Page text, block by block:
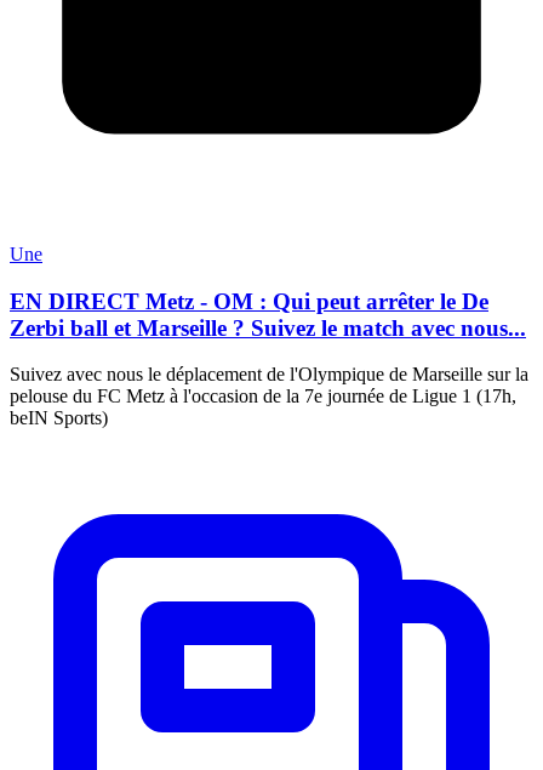
Une
EN DIRECT Metz - OM : Qui peut arrêter le De
Zerbi ball et Marseille ? Suivez le match avec nous...
Suivez avec nous le déplacement de l'Olympique de Marseille sur la
pelouse du FC Metz à l'occasion de la 7e journée de Ligue 1 (17h,
beIN Sports)